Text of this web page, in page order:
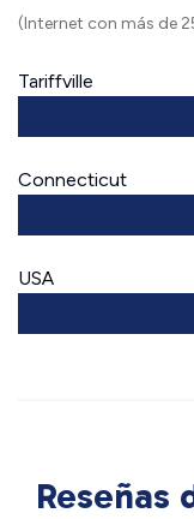
(Internet con más de
Tariffville
Connecticut
USA
Reseñas